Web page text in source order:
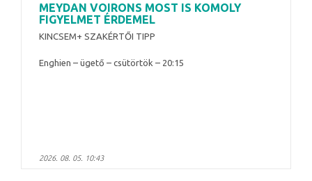
MEYDAN VOIRONS MOST IS KOMOLY
FIGYELMET ÉRDEMEL
KINCSEM+ SZAKÉRTŐI TIPP
Enghien – ügető – csütörtök – 20:15
2026. 08. 05. 10:43